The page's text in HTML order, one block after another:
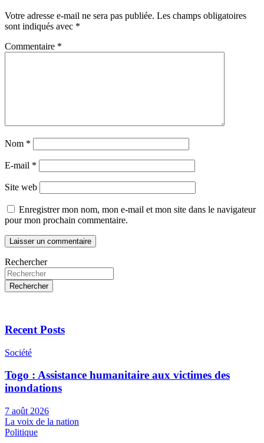
Votre adresse e-mail ne sera pas publiée. Les champs obligatoires
sont indiqués avec *
Commentaire *
Nom *
E-mail *
Site web
Enregistrer mon nom, mon e-mail et mon site dans le navigateur
pour mon prochain commentaire.
Rechercher
Rechercher
Recent Posts
Société
Togo : Assistance humanitaire aux victimes des
inondations
7 août 2026
La voix de la nation
Politique